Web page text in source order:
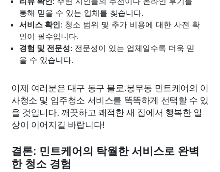
통해 믿을 수 있는 업체를 찾습니다.
서비스 확인: 청소 범위 및 추가 비용에 대한 사전 확
인이 필수입니다.
경험 및 전문성: 전문성이 있는 업체일수록 더욱 믿
을 수 있습니다.
이제 여러분은 대구 동구 불로.봉무동 민트케어의 이
사청소 및 입주청소 서비스를 똑똑하게 선택할 수 있
을 것입니다. 깨끗하고 쾌적한 새 집에서 행복한 일
상이 이어지길 바랍니다!
결론: 민트케어의 탁월한 서비스로 완벽
한 청소 경험